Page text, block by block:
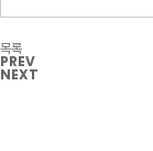
목록
PREV
NEXT